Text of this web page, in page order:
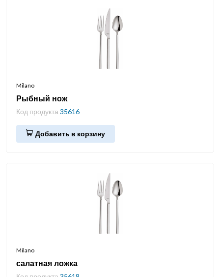
Milano
Рыбный нож
Код продукта 35616
Добавить в корзину
Milano
салатная ложка